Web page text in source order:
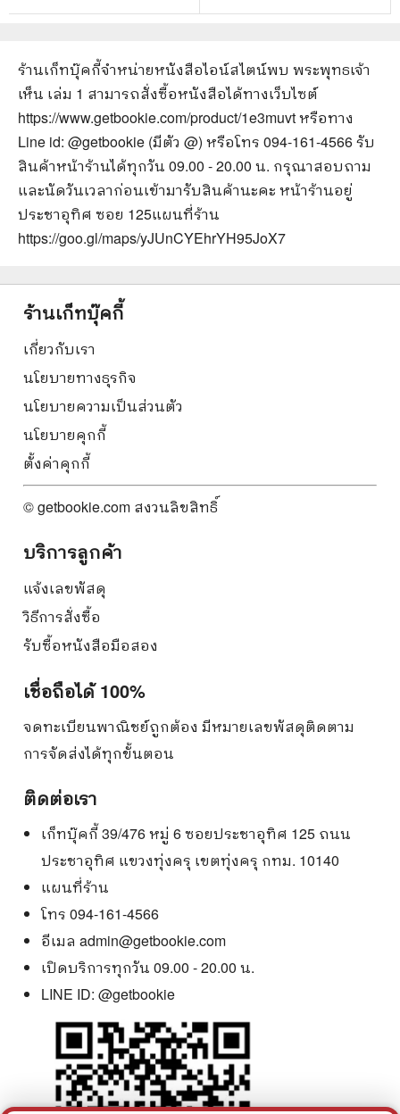
ร้านเก็ทบุ๊คกี้จำหน่ายหนังสือไอน์สไตน์พบ พระพุทธเจ้า
เห็น เล่ม 1 สามารถสั่งซื้อหนังสือได้ทางเว็บไซต์
https://www.getbookie.com/product/1e3muvtหรือทาง
Line id: @getbookie (มีตัว @) หรือโทร 094-161-4566 รับ
สินค้าหน้าร้านได้ทุกวัน 09.00 - 20.00 น. กรุณาสอบถาม
และนัดวันเวลาก่อนเข้ามารับสินค้านะคะ หน้าร้านอยู่
ประชาอุทิศ ซอย 125แผนที่ร้าน
https://goo.gl/maps/yJUnCYEhrYH95JoX7
ร้านเก็ทบุ๊คกี้
เกี่ยวกับเรา
นโยบายทางธุรกิจ
นโยบายความเป็นส่วนตัว
นโยบายคุกกี้
ตั้งค่าคุกกี้
© getbookie.com สงวนลิขสิทธิ์
บริการลูกค้า
แจ้งเลขพัสดุ
วิธีการสั่งซื้อ
รับซื้อหนังสือมือสอง
เชื่อถือได้ 100%
จดทะเบียนพาณิชย์ถูกต้อง มีหมายเลขพัสดุติดตาม
การจัดส่งได้ทุกขั้นตอน
ติดต่อเรา
เก็ทบุ๊คกี้ 39/476 หมู่ 6 ซอยประชาอุทิศ 125 ถนน
ประชาอุทิศ แขวงทุ่งครุ เขตทุ่งครุ กทม. 10140
แผนที่ร้าน
โทร 094-161-4566
อีเมล admin@getbookie.com
เปิดบริการทุกวัน 09.00 - 20.00 น.
LINE ID: @getbookie